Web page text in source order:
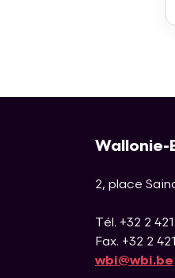
2, place
Tél. +32 2 421
Fax. +32 2
wbi@wbi.be